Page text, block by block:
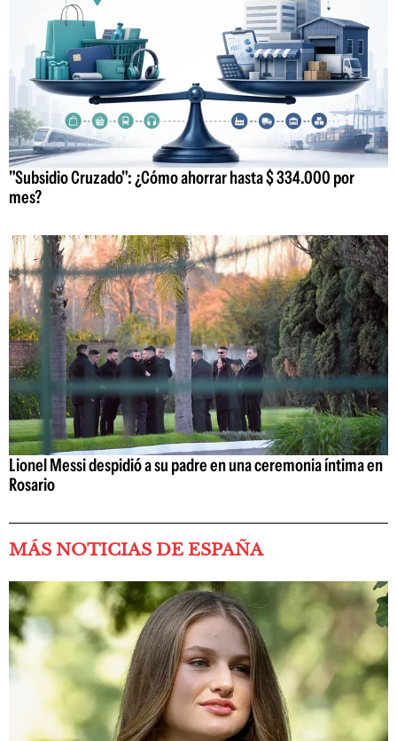
"Subsidio Cruzado": ¿Cómo ahorrar hasta $ 334.000 por
mes?
Lionel Messi despidió a su padre en una ceremonia íntima en
Rosario
MÁS NOTICIAS DE ESPAÑA